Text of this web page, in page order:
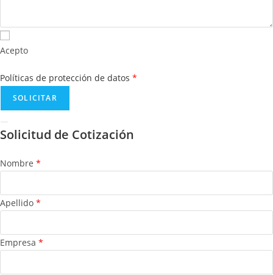
Acepto
Políticas de protección de datos *
Solicitud de Cotización
Nombre *
Apellido *
Empresa *